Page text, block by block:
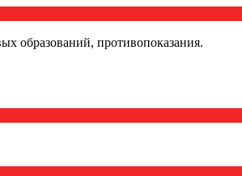
образований, противопоказания.